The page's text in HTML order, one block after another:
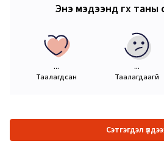
Энэ мэдээнд өгөх таны
...
Таалагдсан
...
Таалагдаагүй
Сэтгэгдэл